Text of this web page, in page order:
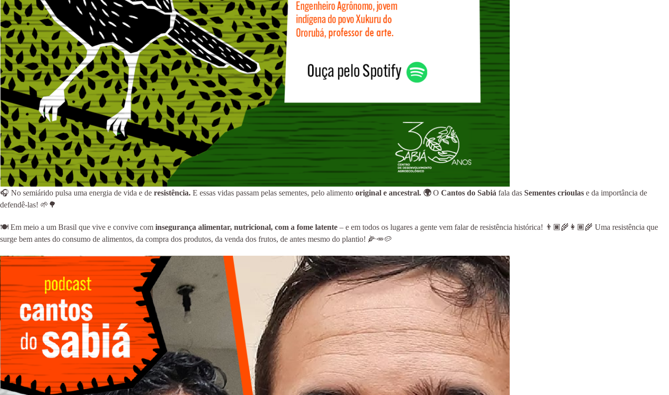
🎧 No semiárido pulsa uma energia de vida e de resistência. E essas vidas passam pelas sementes, pelo alimento original e ancestral. 🌍O Cantos do Sabiá fala das Sementes crioulas e da importância de
defendê-las! 🌱🌳
🍽 Em meio a um Brasil que vive e convive com insegurança alimentar, nutricional, com a fome latente – e em todos os lugares a gente vem falar de resistência histórica! 👨🏿‍🌾👩🏾‍🌾 Uma resistência que
surge bem antes do consumo de alimentos, da compra dos produtos, da venda dos frutos, de antes mesmo do plantio! 🌽🥕🥔